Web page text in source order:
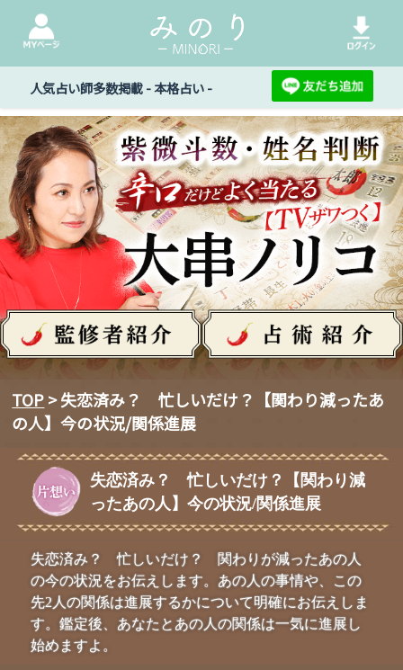
人気占い師多数掲載 - 本格占い -
TOP> 失恋済み？ 忙しいだけ？【関わり減ったあ
の人】今の状況/関係進展
失恋済み？ 忙しいだけ？【関わり減
ったあの人】今の状況/関係進展
失恋済み？ 忙しいだけ？ 関わりが減ったあの人
の今の状況をお伝えします。あの人の事情や、この
先2人の関係は進展するかについて明確にお伝えしま
す。鑑定後、あなたとあの人の関係は一気に進展し
始めますよ。